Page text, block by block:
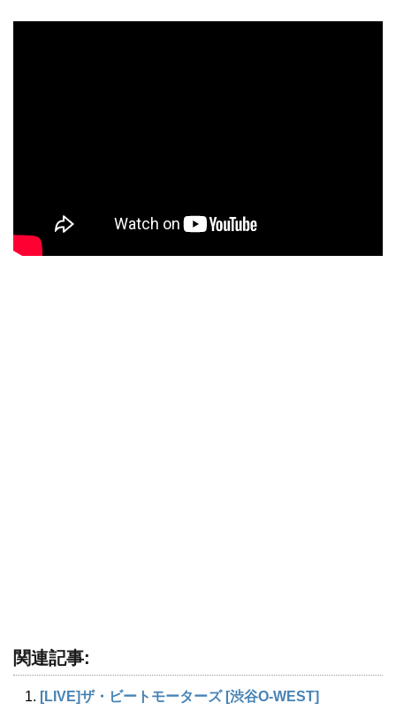
関連記事:
[LIVE]ザ・ビートモーターズ [渋谷O-WEST]